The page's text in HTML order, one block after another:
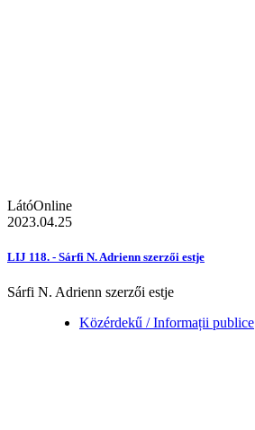
LátóOnline
2023.04.25
LIJ 118. - Sárfi N. Adrienn szerzői estje
Sárfi N. Adrienn szerzői estje
Közérdekű / Informații publice